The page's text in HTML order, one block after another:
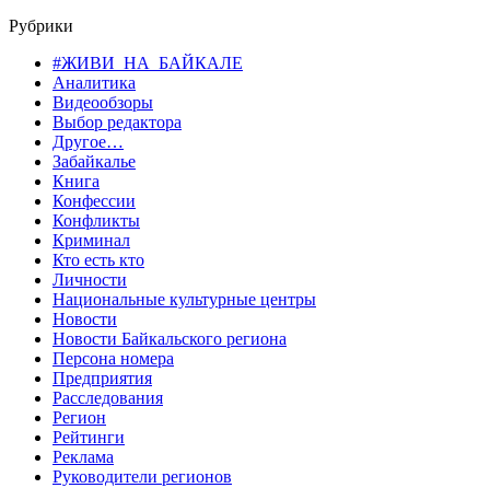
Рубрики
#ЖИВИ_НА_БАЙКАЛЕ
Аналитика
Видеообзоры
Выбор редактора
Другое…
Забайкалье
Книга
Конфессии
Конфликты
Криминал
Кто есть кто
Личности
Национальные культурные центры
Новости
Новости Байкальского региона
Персона номера
Предприятия
Расследования
Регион
Рейтинги
Реклама
Руководители регионов